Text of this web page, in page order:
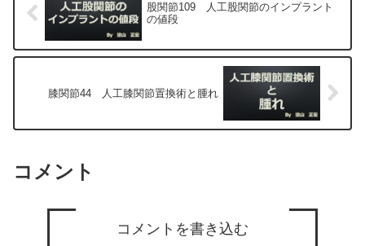
股関節109 人工股関節のインプラント
の値段
膝関節44 人工膝関節置換術と腫れ
コメント
コメントを書き込む